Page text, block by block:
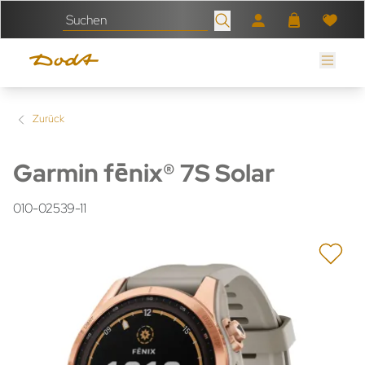
Zurück
Garmin fēnix® 7S Solar
010-02539-11